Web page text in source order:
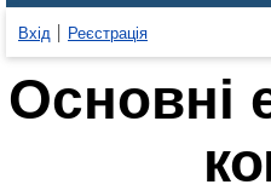
Вхід Реєстрація
Основні